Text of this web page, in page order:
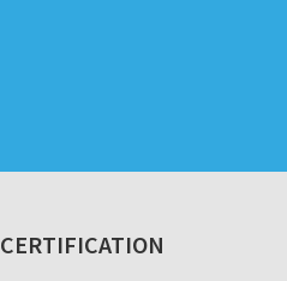
CERTIFICATION